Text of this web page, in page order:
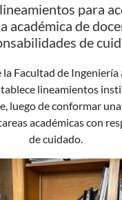
para
académica de
de
la Facultad de
lineamientos
luego de conformar
académicas con
de cuidado.